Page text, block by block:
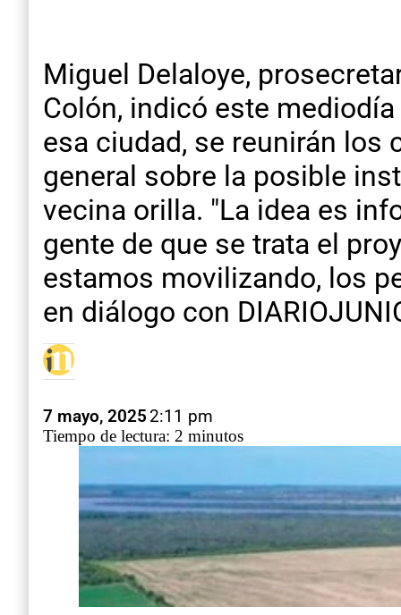
Miguel Delaloye,
Colón, indicó este
esa ciudad, se reunirán los
general sobre la posible
vecina orilla. "La idea es
gente de que se trata el
estamos movilizando, los
en diálogo con
7 mayo, 2025 2:11 pm
Tiempo de lectura: 2 minutos